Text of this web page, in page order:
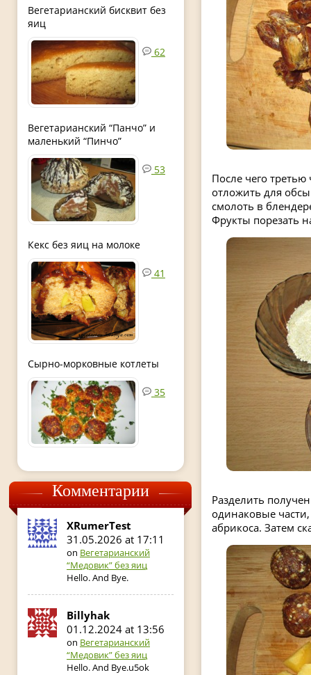
Вегетарианский бисквит без
яиц
62
Вегетарианский “Панчо” и
маленький “Пинчо”
53
Кекс без яиц на молоке
41
Сырно-морковные котлеты
35
Комментарии
XRumerTest
31.05.2026 at 17:11
on Вегетарианский
“Медовик” без яиц
Hello. And Bye.
Billyhak
01.12.2024 at 13:56
on Вегетарианский
“Медовик” без яиц
Hello. And Bye.u5ok
После чего
отложить для
смолоть в
Фрукты порезать
Разделить
одинаковые
абрикоса. Затем